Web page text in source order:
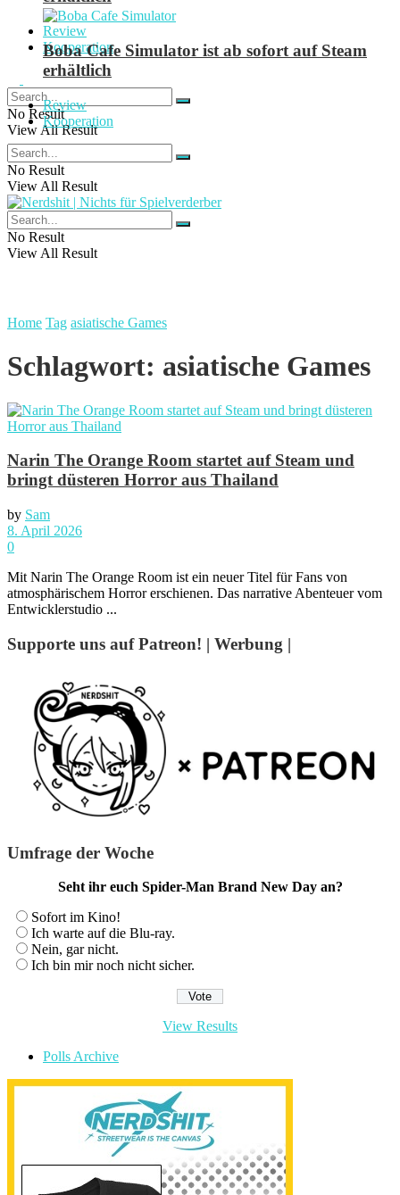
Review
Kooperation
No Result
View All Result
Boba Cafe Simulator ist ab sofort auf Steam
erhältlich
Review
Kooperation
No Result
View All Result
No Result
View All Result
Home Tag asiatische Games
Schlagwort: asiatische Games
Narin The Orange Room startet auf Steam und
bringt düsteren Horror aus Thailand
by Sam
8. April 2026
0
Mit Narin The Orange Room ist ein neuer Titel für Fans von
atmosphärischem Horror erschienen. Das narrative Abenteuer vom
Entwicklerstudio ...
Supporte uns auf Patreon! | Werbung |
Umfrage der Woche
Seht ihr euch Spider-Man Brand New Day an?
Sofort im Kino!
Ich warte auf die Blu-ray.
Nein, gar nicht.
Ich bin mir noch nicht sicher.
View Results
Polls Archive